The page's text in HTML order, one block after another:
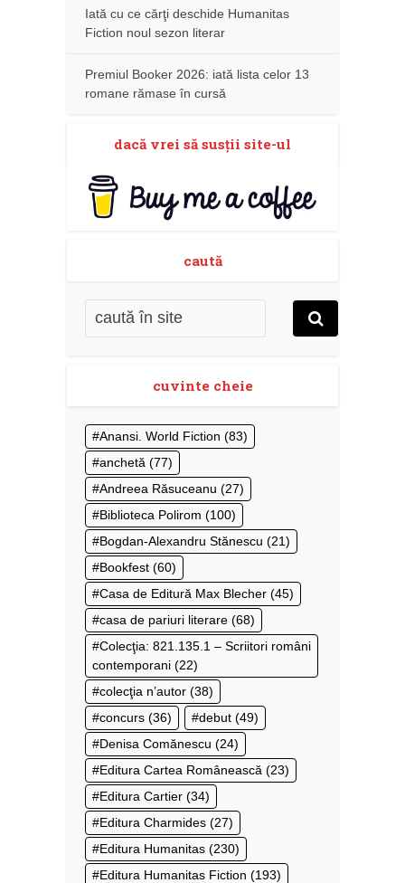
Iată cu ce cărţi deschide Humanitas
Fiction noul sezon literar
Premiul Booker 2026: iată lista celor 13
romane rămase în cursă
dacă vrei să susţii site-ul
caută
cuvinte cheie
Anansi. World Fiction (83)
anchetă (77)
Andreea Răsuceanu (27)
Biblioteca Polirom (100)
Bogdan-Alexandru Stănescu (21)
Bookfest (60)
Casa de Editură Max Blecher (45)
casa de pariuri literare (68)
Colecţia: 821.135.1 – Scriitori români
contemporani (22)
colecţia n’autor (38)
concurs (36) debut (49)
Denisa Comănescu (24)
Editura Cartea Românească (23)
Editura Cartier (34)
Editura Charmides (27)
Editura Humanitas (230)
Editura Humanitas Fiction (193)